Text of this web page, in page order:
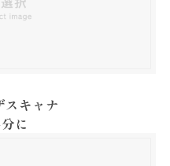
キャナ
に